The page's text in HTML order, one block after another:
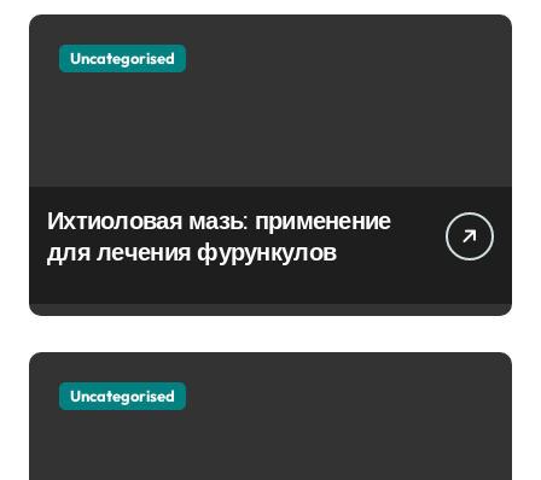
Uncategorised
Ихтиоловая мазь: применение
для лечения фурункулов
Uncategorised